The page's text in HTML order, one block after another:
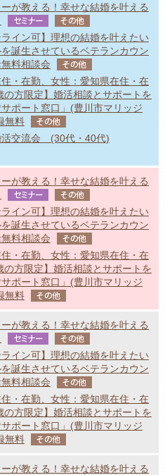
ーが教える！幸せな結婚を叶える
セミナー その他
ライン可】理想の結婚を叶えたい
誕生させているベテランカウン
料相談会
その他
住・在勤、女性：愛知県在住・在
の方限定】婚活相談とサポートを
ポート窓口」(豊川市マリッジ
無料
その他
活交流会 (30代・40代)
ーが教える！幸せな結婚を叶える
セミナー その他
ライン可】理想の結婚を叶えたい
誕生させているベテランカウン
料相談会
その他
住・在勤、女性：愛知県在住・在
の方限定】婚活相談とサポートを
ポート窓口」(豊川市マリッジ
無料
その他
ーが教える！幸せな結婚を叶える
セミナー その他
ライン可】理想の結婚を叶えたい
誕生させているベテランカウン
料相談会
その他
住・在勤、女性：愛知県在住・在
の方限定】婚活相談とサポートを
ポート窓口」(豊川市マリッジ
無料
その他
ーが教える！幸せな結婚を叶える